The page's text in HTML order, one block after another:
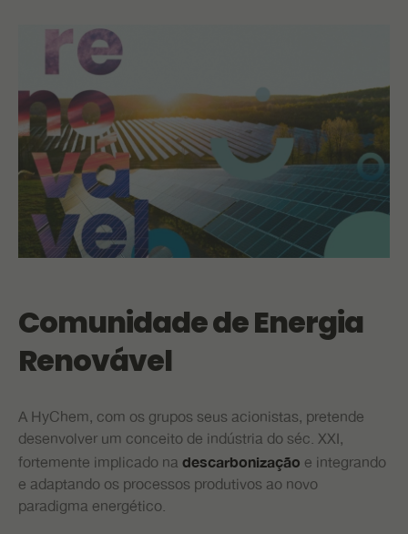
Comunidade de Energia
Renovável
A HyChem, com os grupos seus acionistas, pretende
desenvolver um conceito de indústria do séc. XXI,
fortemente implicado na descarbonização e integrando
e adaptando os processos produtivos ao novo
paradigma energético.